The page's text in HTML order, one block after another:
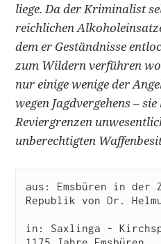
liege. Da der Kriminalist
reichlichen
dem er Geständnisse
zum Wildern verführen
nur einige wenige der
wegen Jagdvergehens –
Reviergrenzen
unberechtigten
aus: Emsbüren in der
Republik von Dr.
in: Saxlinga -